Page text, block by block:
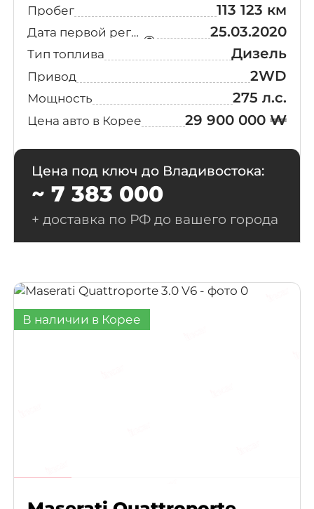
Пробег 113 123 км
Дата первой регистрации 25.03.2020
Тип топлива Дизель
Привод 2WD
Мощность 275 л.с.
Цена авто в Корее 29 900 000 ₩
Цена под ключ до Владивостока:
~ 7 383 000
+ доставка по РФ до вашего города
В наличии в Корее